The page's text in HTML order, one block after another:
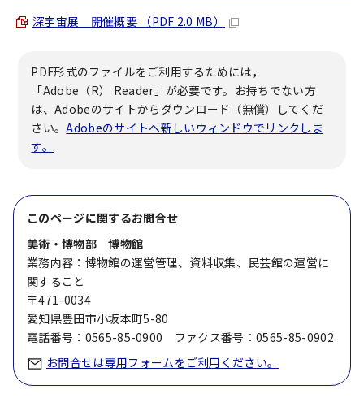
深宇宙展 開催概要 （PDF 2.0 MB）
PDF形式のファイルをご利用するためには，
「Adobe（R） Reader」が必要です。お持ちでない方
は、Adobeのサイトからダウンロード（無償）してくだ
さい。Adobeのサイトへ新しいウィンドウでリンクしま
す。
このページに関するお問合せ
美術・博物部 博物館
業務内容：博物館の運営管理、資料収集、民芸館の運営に
関すること
〒471-0034
愛知県豊田市小坂本町5-80
電話番号：0565-85-0900 ファクス番号：0565-85-0902
お問合せは専用フォームをご利用ください。